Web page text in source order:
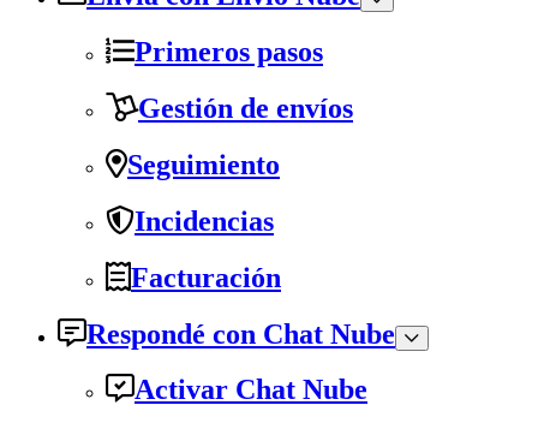
Primeros pasos
Gestión de envíos
Seguimiento
Incidencias
Facturación
Respondé con Chat Nube
Activar Chat Nube